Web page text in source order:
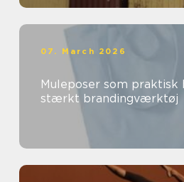
07. March 2026
Muleposer som praktisk
stærkt brandingværktøj